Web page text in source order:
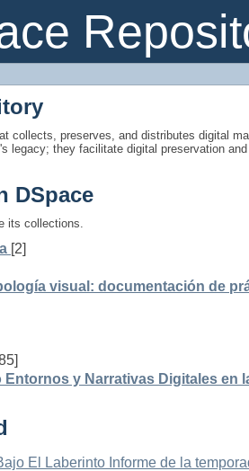
collects, preserves, and distributes digital
legacy; they facilitate digital preservation
DSpace
its collections.
[2]
visual: documentación de
Entornos y Narrativas Digitales en
El Laberinto Informe de la